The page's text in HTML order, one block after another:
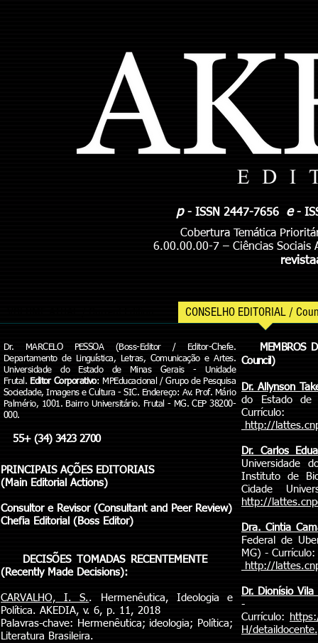
p - ISSN 2447-7656 e-
Cobertura Temática
6.00.00.00-7 – Ciências Sociais
CONSELHO EDITORIAL /
Dr. MARCELO PESSOA (Boss-Editor / Editor-Chefe.
Departamento de Linguística, Letras, Comunicação e Artes.
Universidade do Estado de Minas Gerais - Unidade
Frutal. Editor Corporativo: MPEducacional / Grupo de Pesquisa
Sociedade, Imagens e Cultura - SIC. Endereço: Av. Prof. Mário
Palmério, 1001. Bairro Universitário. Frutal - MG. CEP 38200-
000.
55+ (34) 3423 2700
PRINCIPAIS AÇÕES EDITORIAIS
(Main Editorial Actions)
Consultor e Revisor (Consultant and Peer Review)
Chefia Editorial (Boss Editor)
DECISÕES TOMADAS RECENTEMENTE
(Recently Made Decisions):
CARVALHO, I. S.. Hermenêutica, Ideologia e
Política. AKEDIA, v. 6, p. 11, 2018
Palavras-chave: Hermenêutica; ideologia; Política;
Literatura Brasileira.
Council)
Dr. Allynson
do Estado
Currículo:
http://
Dr. Carlos
Universidade
Instituto de
Cidade
http://
Dra. Cintia
Federal de
MG) - Currículo:
http://
Dr. Dionísio Vila
-
Currículo:
H/